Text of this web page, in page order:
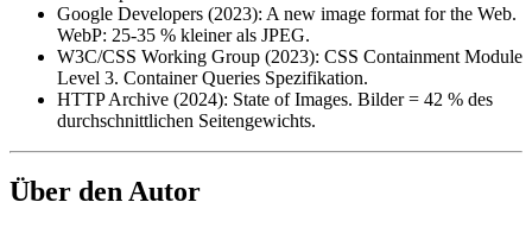
Google Developers (2023): A new image format for the Web.
WebP: 25-35 % kleiner als JPEG.
W3C/CSS Working Group (2023): CSS Containment Module
Level 3. Container Queries Spezifikation.
HTTP Archive (2024): State of Images. Bilder = 42 % des
durchschnittlichen Seitengewichts.
Über den Autor